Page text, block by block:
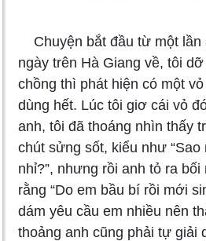
Chuyện bắt đầu từ một lần
ngày trên Hà Giang về, tôi
chồng thì phát hiện có một
dùng hết. Lúc tôi giơ cái vỏ
anh, tôi đã thoáng nhìn thấy
chút sửng sốt, kiểu như
nhỉ?”, nhưng rồi anh tỏ ra
rằng “Do em bầu bí rồi mới
dám yêu cầu em nhiều nên
thoảng anh cũng phải tự giải